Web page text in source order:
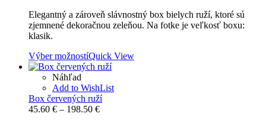
24.70 €
through
Elegantný a zároveň slávnostný box bielych ruží, ktoré sú
zjemnené dekoračnou zeleňou. Na fotke je veľkosť boxu:
klasik.
Výber možnostíQuick View
Náhľad
Add to WishList
Box červených ruží
45.60 € – 198.50 €Price